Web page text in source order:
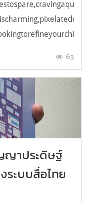
63
ญาประดิษฐ์
ระบบสื่อไทย